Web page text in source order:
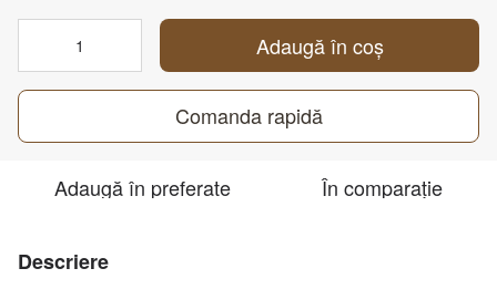
Adaugă în coș
Comanda rapidă
Adaugă în preferate În comparație
Descriere